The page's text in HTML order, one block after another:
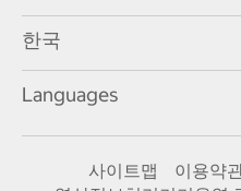
한국
Languages
사이트맵 이용약